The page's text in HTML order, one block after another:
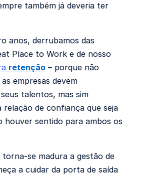
também já deveria ter
anos, derrubamos das
Place to Work e de nosso
retenção – porque não
empresas devem
talentos, mas sim
relação de confiança que seja
houver sentido para ambos os
se madura a gestão de
a cuidar da porta de saída